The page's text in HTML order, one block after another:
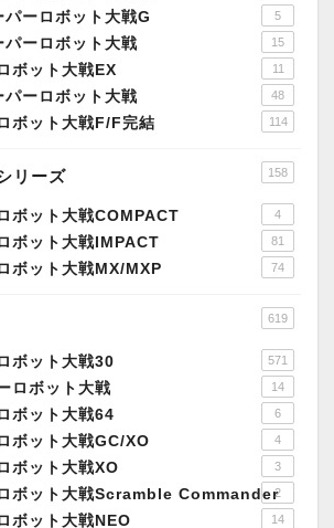
パーロボット大戦G 5
パーロボット大戦 15
ボット大戦EX 11
パーロボット大戦 48
ボット大戦F/F完結 114
リーズ 158
ボット大戦COMPACT 4
ボット大戦IMPACT 81
ボット大戦MX/MXP 74
619
ボット大戦30 571
ロボット大戦 14
ボット大戦64 6
ボット大戦GC/XO 4
ボット大戦XO 3
ボット大戦Scramble Commander2
ボット大戦NEO 14